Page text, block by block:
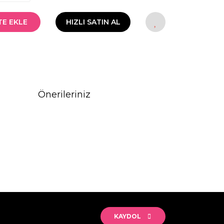
EKLE HIZLI SATIN AL
Önerileriniz
KAYDOL